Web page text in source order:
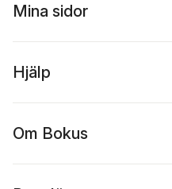
Mina sidor
Hjälp
Om Bokus